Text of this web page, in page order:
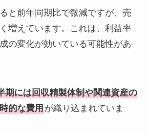
と前年同期比で微減ですが、売
増えています。これは、利益率
の変化が効いている可能性があ
期には回収精製体制や関連資産の
的な費用が織り込まれていま